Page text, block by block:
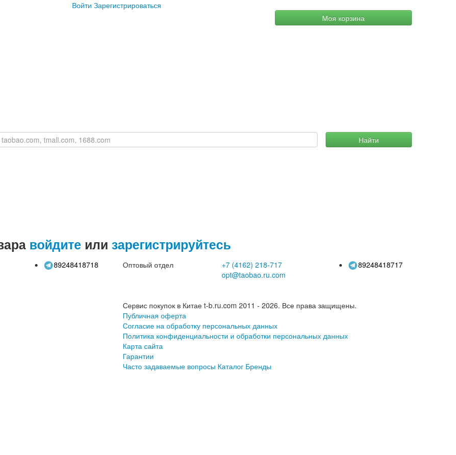
Войти Зарегистрироваться
Моя корзина
Найти
войдите или зарегистрируйтесь
89248418718 Оптовый отдел +7 (4162) 218-717
opt@taobao.ru.com
89248418717
Сервис покупок в Китае t-b.ru.com 2011 - 2026. Все права защищены.
Публичная оферта
Согласие на обработку персональных данных
Политика конфиденциальности и обработки персональных данных
Карта сайта
Гарантии
Часто задаваемые вопросы Каталог Бренды